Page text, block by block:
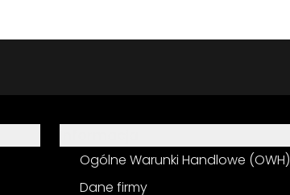
Ogólne Warunki Handlowe (OWH)
Dane firmy